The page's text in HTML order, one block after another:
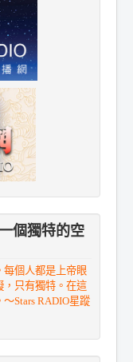
個獨特的空
每個人都是上帝眼
，只有獨特。在這
Stars RADIO星蹤